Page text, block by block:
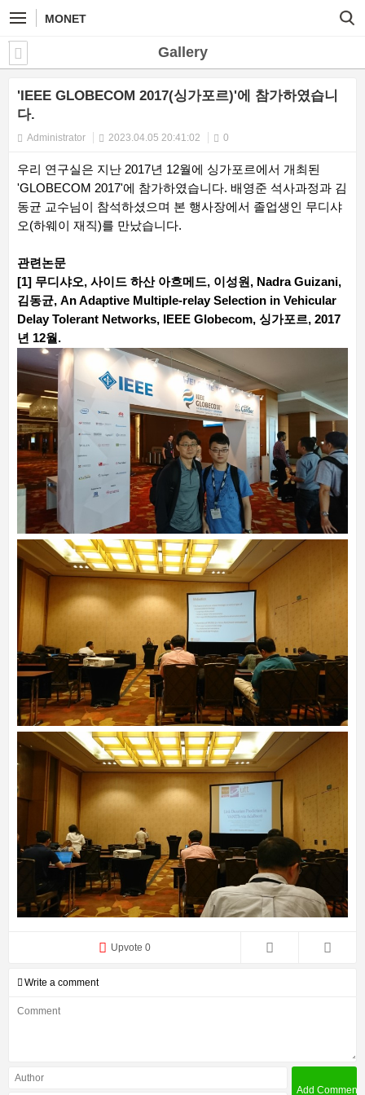
MONET
Gallery
'IEEE GLOBECOM 2017(싱가포르)'에 참가하였습니
다.
Administrator 2023.04.05 20:41:02 0
우리 연구실은 지난 2017년 12월에 싱가포르에서 개최된
'GLOBECOM 2017'에 참가하였습니다. 배영준 석사과정과 김
동균 교수님이 참석하셨으며 본 행사장에서 졸업생인 무디샤
오(하웨이 재직)를 만났습니다.
관련논문
[1] 무디샤오, 사이드 하산 아흐메드, 이성원, Nadra Guizani,
김동균, An Adaptive Multiple-relay Selection in Vehicular
Delay Tolerant Networks, IEEE Globecom, 싱가포르, 2017
년 12월.
Upvote 0
Write a comment